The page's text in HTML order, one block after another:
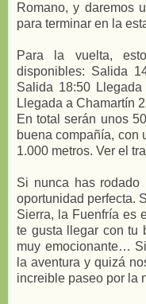
Romano, y daremos
para terminar en la
Para la vuelta,
disponibles: Salida
Salida 18:50
Llegada a Chamartín
En total serán unos
buena compañía, con
1.000 metros. Ver el
Si nunca has
oportunidad perfecta.
Sierra, la Fuenfría es
te gusta llegar con tu
muy emocionante…
la aventura y quizá
increible paseo por la